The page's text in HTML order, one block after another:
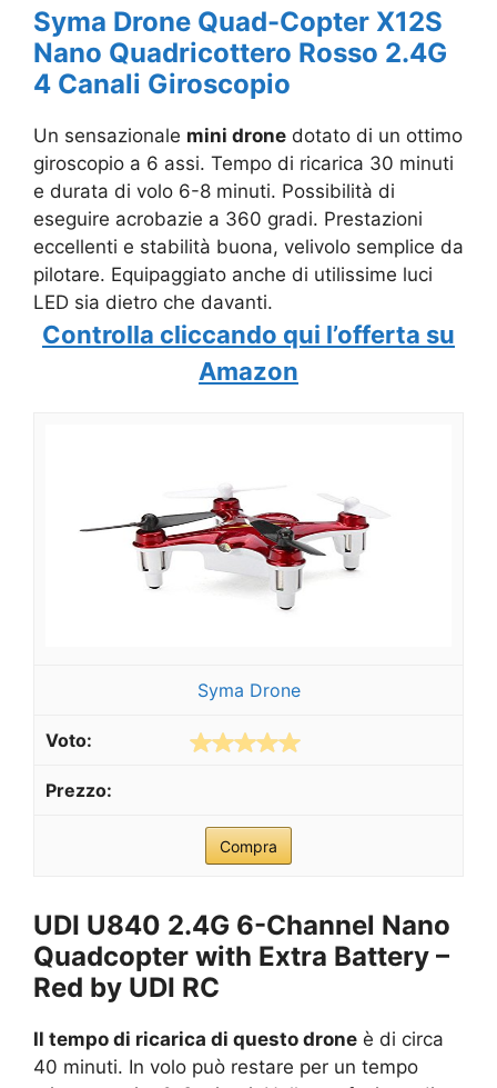
Syma Drone Quad-Copter X12S
Nano Quadricottero Rosso 2.4G
4 Canali Giroscopio
Un sensazionale mini drone dotato di un ottimo
giroscopio a 6 assi. Tempo di ricarica 30 minuti
e durata di volo 6-8 minuti. Possibilità di
eseguire acrobazie a 360 gradi. Prestazioni
eccellenti e stabilità buona, velivolo semplice da
pilotare. Equipaggiato anche di utilissime luci
LED sia dietro che davanti.
Controlla cliccando qui l’offerta su
Amazon
Syma Drone
Compra
UDI U840 2.4G 6-Channel Nano
Quadcopter with Extra Battery –
Red by UDI RC
Il tempo di ricarica di questo drone è di circa
40 minuti. In volo può restare per un tempo